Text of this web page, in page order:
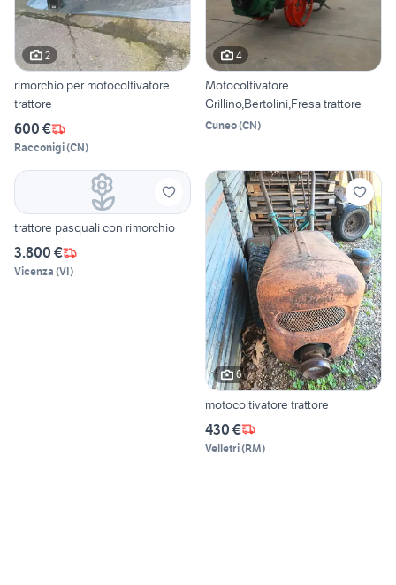
2
rimorchio per motocoltivatore
trattore
600 €
Racconigi(CN)
4
Motocoltivatore
Grillino,Bertolini,Fresa trattore
Cuneo(CN)
trattore pasquali con rimorchio
3.800 €
Vicenza (VI)
6
motocoltivatore trattore
430 €
Velletri(RM)